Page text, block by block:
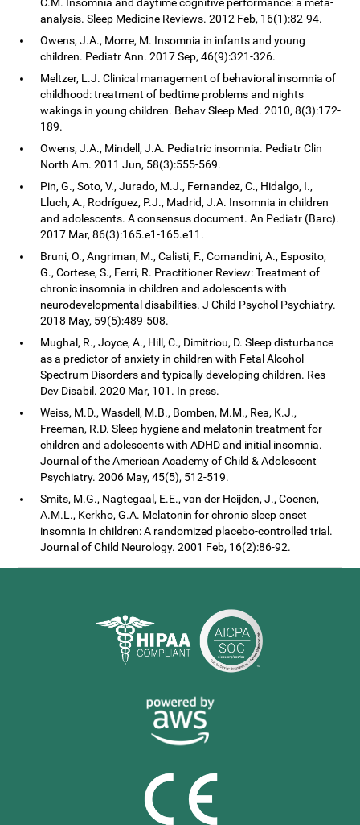
analysis. Sleep Medicine Reviews. 2012 Feb, 16(1):82-94.
Owens, J.A., Morre, M. Insomnia in infants and young
children. Pediatr Ann. 2017 Sep, 46(9):321-326.
Meltzer, L.J. Clinical management of behavioral insomnia of
childhood: treatment of bedtime problems and nights
wakings in young children. Behav Sleep Med. 2010, 8(3):172-
189.
Owens, J.A., Mindell, J.A. Pediatric insomnia. Pediatr Clin
North Am. 2011 Jun, 58(3):555-569.
Pin, G., Soto, V., Jurado, M.J., Fernandez, C., Hidalgo, I.,
Lluch, A., Rodríguez, P.J., Madrid, J.A. Insomnia in children
and adolescents. A consensus document. An Pediatr (Barc).
2017 Mar, 86(3):165.e1-165.e11.
Bruni, O., Angriman, M., Calisti, F., Comandini, A., Esposito,
G., Cortese, S., Ferri, R. Practitioner Review: Treatment of
chronic insomnia in children and adolescents with
neurodevelopmental disabilities. J Child Psychol Psychiatry.
2018 May, 59(5):489-508.
Mughal, R., Joyce, A., Hill, C., Dimitriou, D. Sleep disturbance
as a predictor of anxiety in children with Fetal Alcohol
Spectrum Disorders and typically developing children. Res
Dev Disabil. 2020 Mar, 101. In press.
Weiss, M.D., Wasdell, M.B., Bomben, M.M., Rea, K.J.,
Freeman, R.D. Sleep hygiene and melatonin treatment for
children and adolescents with ADHD and initial insomnia.
Journal of the American Academy of Child & Adolescent
Psychiatry. 2006 May, 45(5), 512-519.
Smits, M.G., Nagtegaal, E.E., van der Heijden, J., Coenen,
A.M.L., Kerkho, G.A. Melatonin for chronic sleep onset
insomnia in children: A randomized placebo-controlled trial.
Journal of Child Neurology. 2001 Feb, 16(2):86-92.